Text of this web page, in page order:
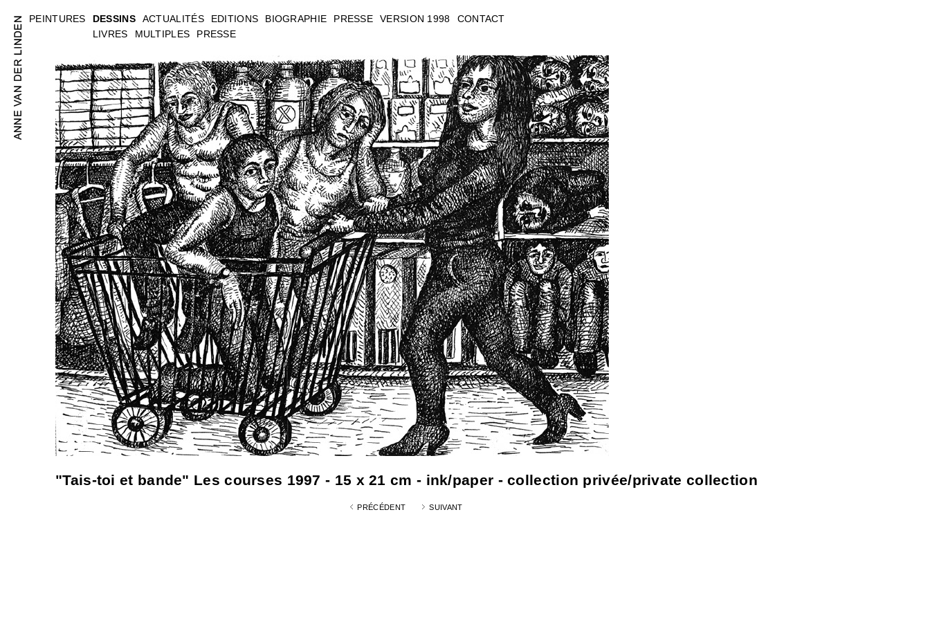
PEINTURES
DESSINS
LIVRES
MULTIPLES PRESSE
ACTUALITÉS EDITIONS BIOGRAPHIE PRESSE VERSION 1998 CONTACT
"Tais-toi et bande" Les courses 1997 - 15 x 21 cm - ink/paper - collection privée/private collection
PRÉCÉDENT SUIVANT